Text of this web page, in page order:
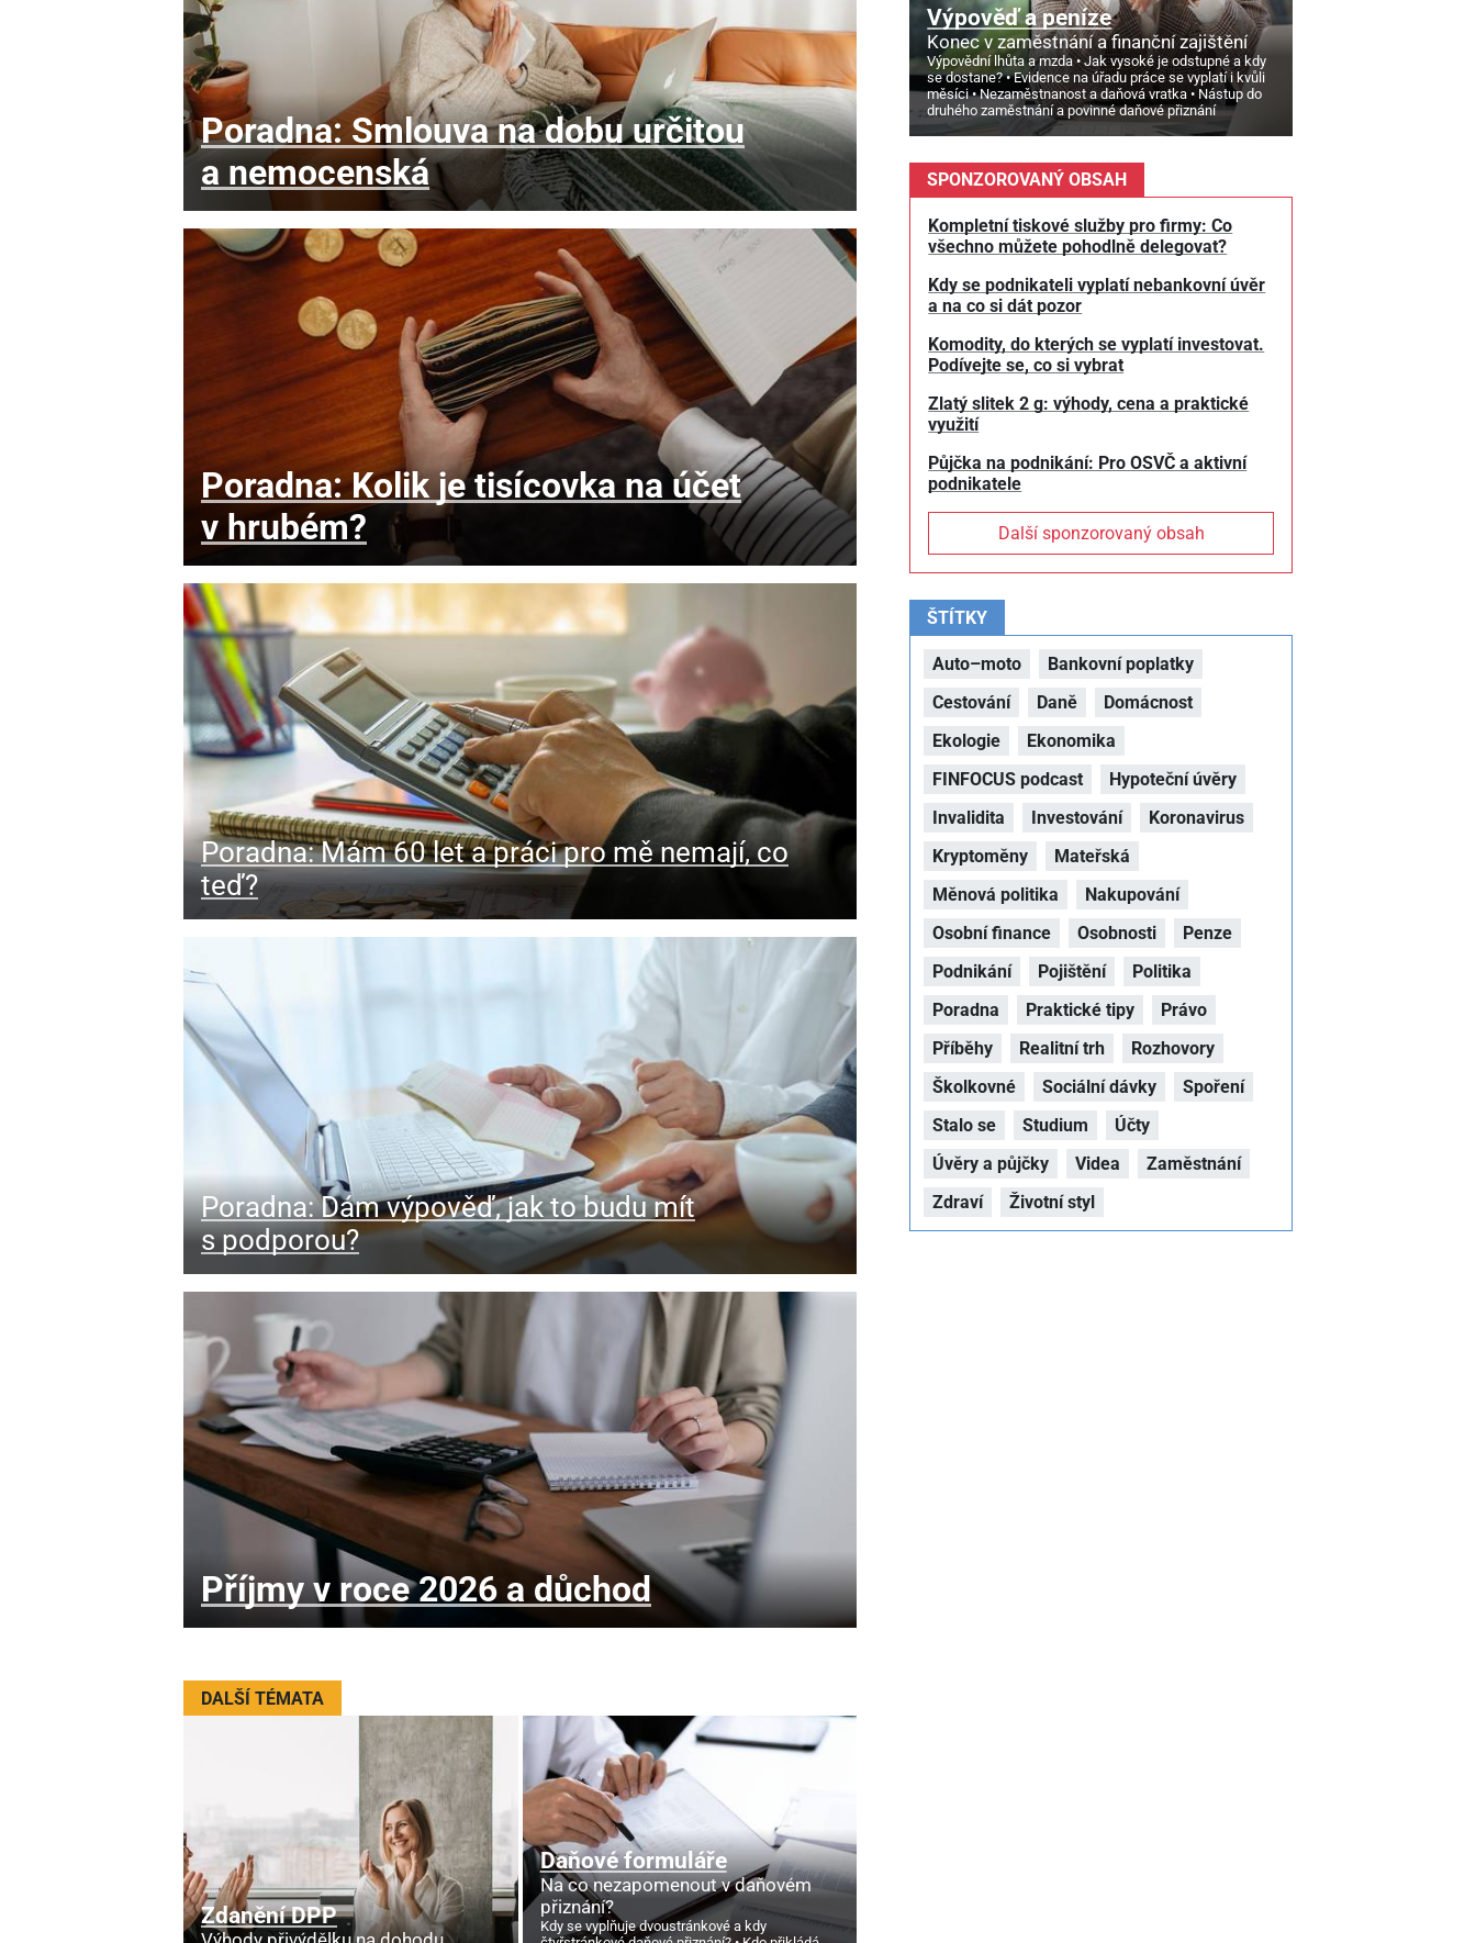
Poradna: Smlouva na dobu určitou
a nemocenská
Poradna: Kolik je tisícovka na účet
v hrubém?
Poradna: Mám 60 let a práci pro mě nemají, co
teď?
Poradna: Dám výpověď, jak to budu mít
s podporou?
Příjmy v roce 2026 a důchod
DALŠÍ TÉMATA
Zdanění DPP
Daňové formuláře
Na co nezapomenout v daňovém
přiznání?
Kdy se vyplňuje dvoustránkové a kdy
Výpověď a peníze
Konec v zaměstnání a finanční zajištění
Výpovědní lhůta a mzda
Jak vysoké je odstupné a kdy
se dostane?
Evidence na úřadu práce se vyplatí i kvůli
měsíci
Nezaměstnanost a daňová vratka
Nástup do
druhého zaměstnání a povinné daňové přiznání
SPONZOROVANÝ OBSAH
Kompletní tiskové služby pro firmy: Co
všechno můžete pohodlně delegovat?
Kdy se podnikateli vyplatí nebankovní úvěr
a na co si dát pozor
Komodity, do kterých se vyplatí investovat.
Podívejte se, co si vybrat
Zlatý slitek 2 g: výhody, cena a praktické
využití
Půjčka na podnikání: Pro OSVČ a aktivní
podnikatele
Další sponzorovaný obsah
ŠTÍTKY
Auto–moto
Bankovní poplatky
Cestování
Daně
Domácnost
Ekologie
Ekonomika
FINFOCUS podcast
Hypoteční úvěry
Invalidita
Investování
Koronavirus
Kryptoměny
Mateřská
Měnová politika
Nakupování
Osobní finance
Osobnosti
Penze
Podnikání
Pojištění
Politika
Poradna
Praktické tipy
Právo
Příběhy
Realitní trh
Rozhovory
Školkovné
Sociální dávky
Spoření
Stalo se
Studium
Účty
Úvěry a půjčky
Videa
Zaměstnání
Zdraví
Životní styl